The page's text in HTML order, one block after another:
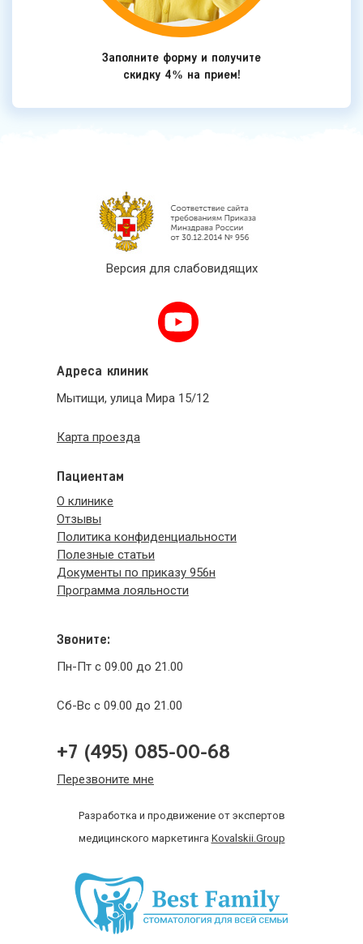
Заполните форму и получите
скидку 4% на прием!
Версия для слабовидящих
Адреса клиник
Мытищи, улица Мира 15/12
Карта проезда
Пациентам
О клинике
Отзывы
Политика конфиденциальности
Полезные статьи
Документы по приказу 956н
Программа лояльности
Звоните:
Пн-Пт с 09.00 до 21.00
Сб-Вс с 09.00 до 21.00
+7 (495) 085-00-68
Перезвоните мне
Разработка и продвижение от экспертов
медицинского маркетинга Kovalskii.Group